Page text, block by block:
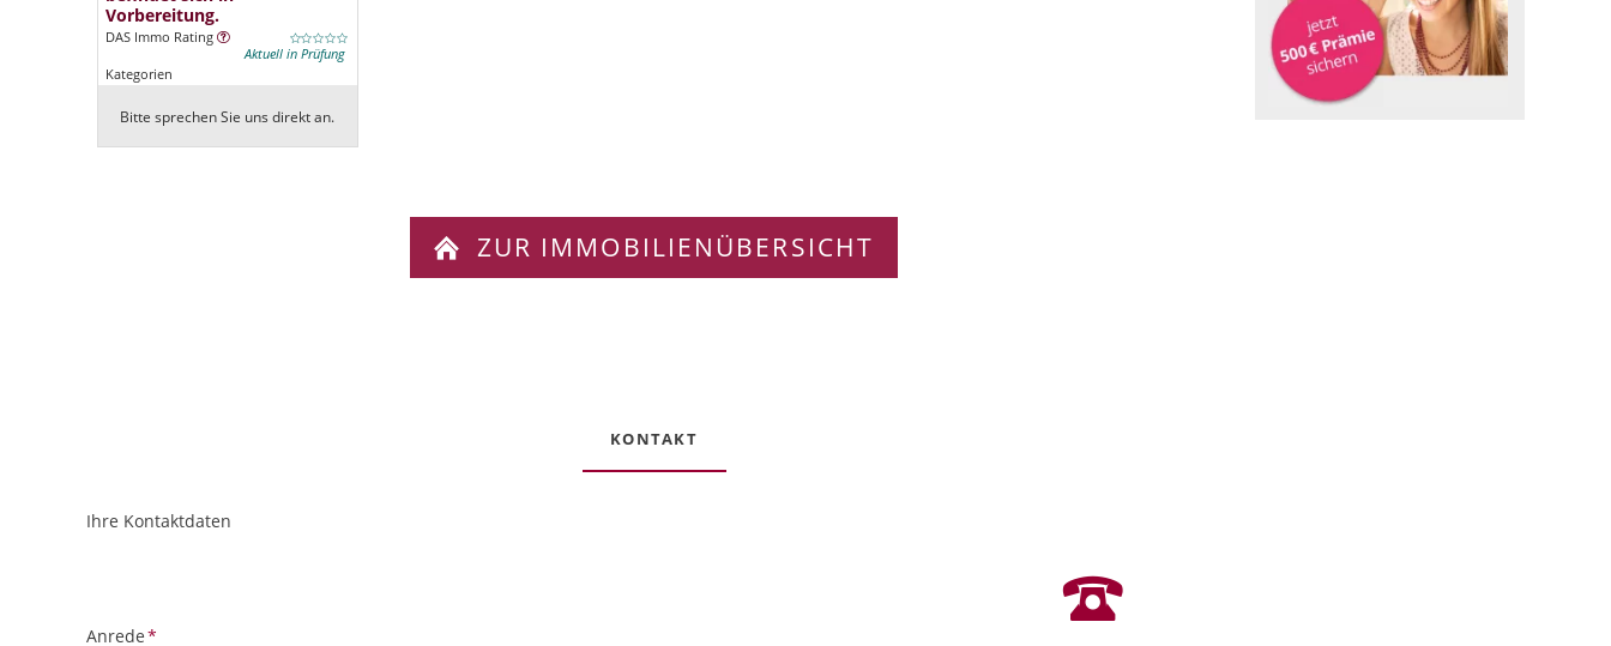
Vorbereitung.
DAS Immo Rating
Aktuell in Prüfung
Kategorien
Bitte sprechen Sie uns direkt an.
ZUR IMMOBILIENÜBERSICHT
KONTAKT
ObjektPlatzhalter
URL
Ihre Kontaktdaten
Pflichtfeld
Anrede*